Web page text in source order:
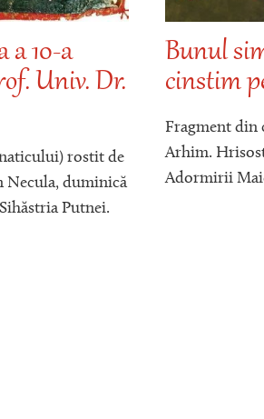
a 10-a
Univ. Dr.
rostit de
Necula, duminică
Putnei.
Bunul
cinstim
Fragment din
Arhim.
Adormirii